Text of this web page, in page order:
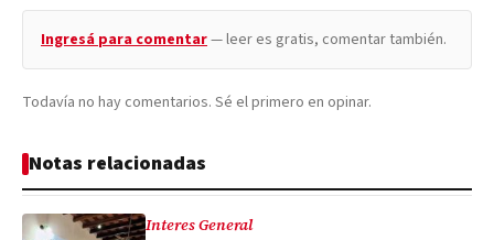
Ingresá para comentar— leer es gratis, comentar también.
Todavía no hay comentarios. Sé el primero en opinar.
Notas relacionadas
Interes General